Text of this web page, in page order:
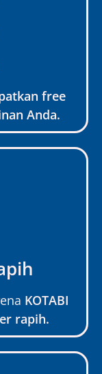
free
Anda.
KOTABI
rapih.